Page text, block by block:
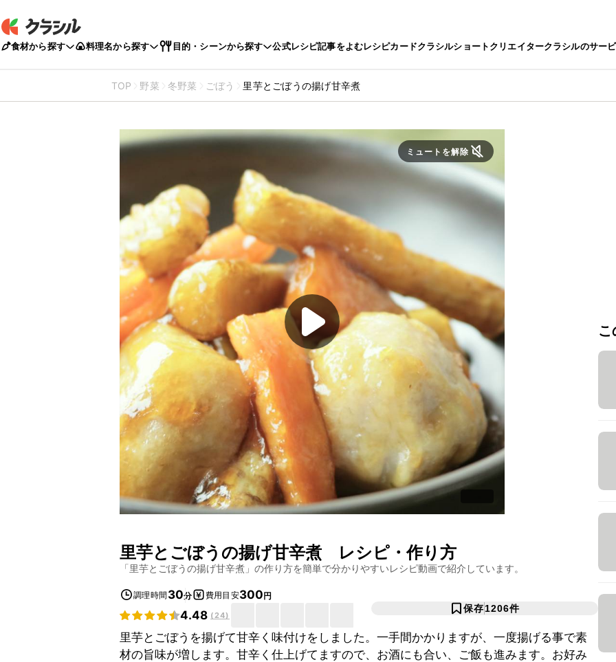
食材から探す 料理名から探す 目的・シーンから探す 公式レシピ記事をよむレシピカードクラシルショートクリエイタークラシルのサー
TOP 野菜 冬野菜 ごぼう 里芋とごぼうの揚げ甘辛煮
ミュートを解除
里芋とごぼうの揚げ甘辛煮 レシピ・作り方
「里芋とごぼうの揚げ甘辛煮 」の作り方を簡単で分かりやすいレシピ動画で紹介しています。
調理時間 30分 費用目安300円
4.48 (24)
保存1206件
里芋とごぼうを揚げて甘辛く味付けをしました。一手間かかりますが、一度揚げる事で素
材の旨味が増します。甘辛く仕上げてますので、お酒にも合い、ご飯も進みます。お好み